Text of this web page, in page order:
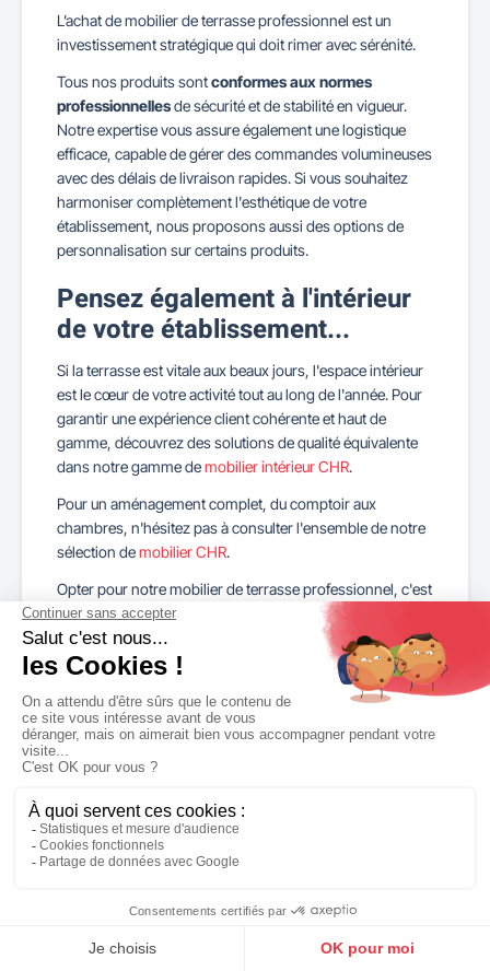
L’achat de mobilier de terrasse professionnel est un
investissement stratégique qui doit rimer avec sérénité.
Tous nos produits sontconformes aux normes
professionnellesde sécurité et de stabilité en vigueur.
Notre expertise vous assure également une logistique
efficace, capable de gérer des commandes volumineuses
avec des délais de livraison rapides. Si vous souhaitez
harmoniser complètement l'esthétique de votre
établissement, nous proposons aussi des options de
personnalisation sur certains produits.
Pensez également à l'intérieur
de votre établissement...
Si la terrasse est vitale aux beaux jours, l'espace intérieur
est le cœur de votre activité tout au long de l'année. Pour
garantir une expérience client cohérente et haut de
gamme, découvrez des solutions de qualité équivalente
dans notre gamme demobilier intérieur CHR.
Pour un aménagement complet, du comptoir aux
chambres, n'hésitez pas à consulter l'ensemble de notre
sélection demobilier CHR.
Opter pour notre mobilier de terrasse professionnel, c'est
choisir un équipement robuste qui résistera aux saisons
et aux années. C'est l'assurance d'un confort optimal
pour vos clients et d'un gain de temps précieux en
maintenance pour vos équipes. Maximisez l'attrait de
votre extérieur et transformez-le en votre meilleur
argument commercial.
Prêt à aménager votre terrasse ? Contactez-nous dès
un devis adapté à la configuration et aux exigences de
votre établissement.